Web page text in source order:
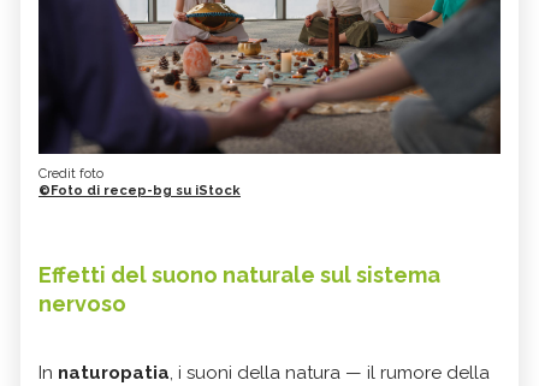
Credit foto
©Foto di recep-bg su iStock
Effetti del suono naturale sul sistema
nervoso
In naturopatia, i suoni della natura — il rumore della